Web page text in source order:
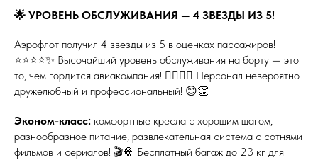
🌟 УРОВЕНЬ ОБСЛУЖИВАНИЯ — 4 ЗВЕЗДЫ ИЗ 5!
Аэрофлот получил 4 звезды из 5 в оценках пассажиров!
⭐⭐⭐⭐✨ Высочайший уровень обслуживания на борту — это
то, чем гордится авиакомпания! 👨‍✈️👩‍✈️ Персонал невероятно
дружелюбный и профессиональный! 😊👏
Эконом-класс: комфортные кресла с хорошим шагом,
разнообразное питание, развлекательная система с сотнями
фильмов и сериалов! 🎬🍿 Бесплатный багаж до 23 кг для